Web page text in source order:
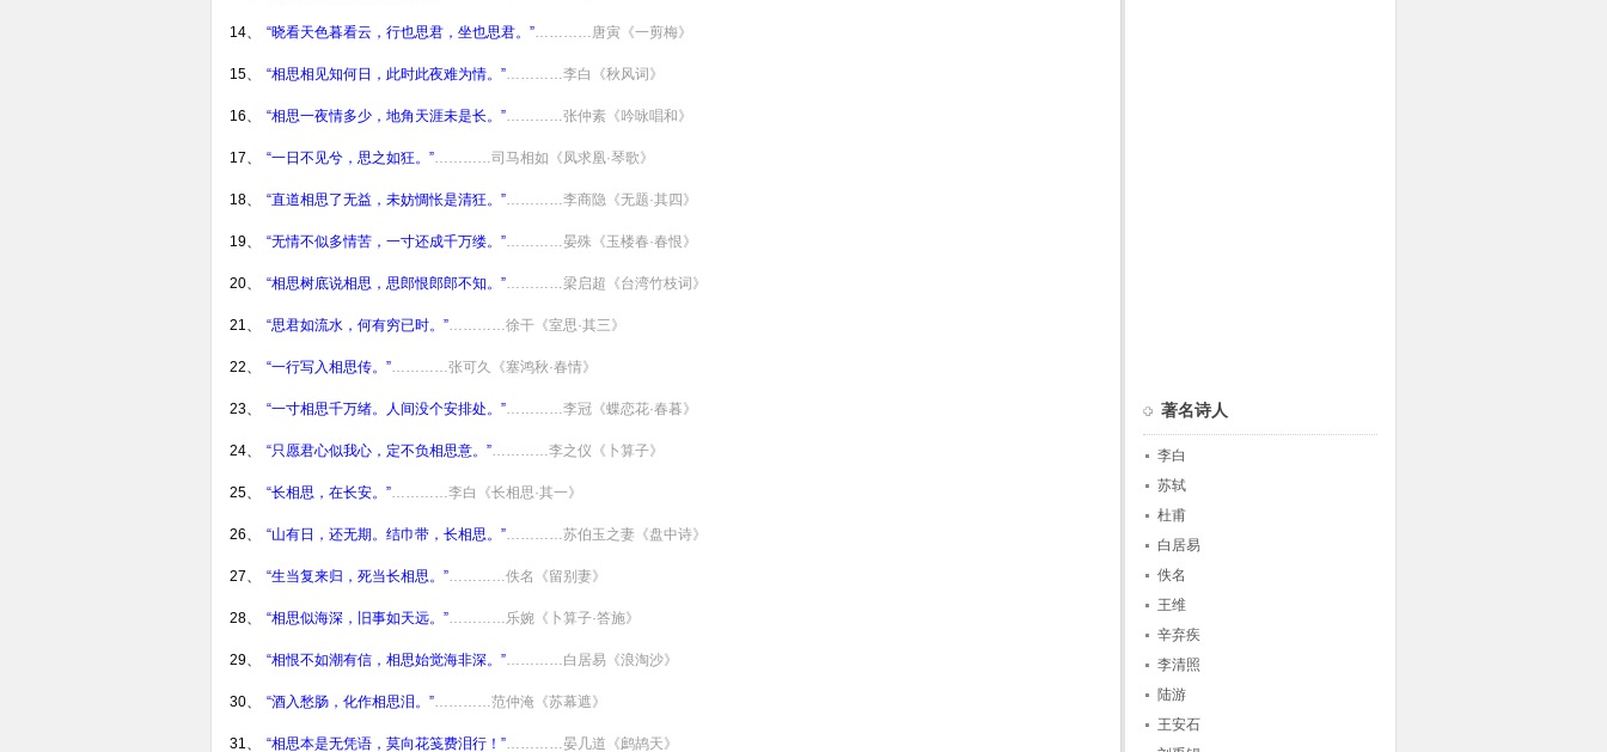
14、 “晓看天色暮看云，行也思君，坐也思君。”…………唐寅《一剪梅》
15、 “相思相见知何日，此时此夜难为情。”…………李白《秋风词》
16、 “相思一夜情多少，地角天涯未是长。”…………张仲素《吟咏唱和》
17、 “一日不见兮，思之如狂。”…………司马相如《凤求凰·琴歌》
18、 “直道相思了无益，未妨惆怅是清狂。”…………李商隐《无题·其四》
19、 “无情不似多情苦，一寸还成千万缕。”…………晏殊《玉楼春·春恨》
20、 “相思树底说相思，思郎恨郎郎不知。”…………梁启超《台湾竹枝词》
21、 “思君如流水，何有穷已时。”…………徐干《室思·其三》
22、 “一行写入相思传。”…………张可久《塞鸿秋·春情》
23、 “一寸相思千万绪。人间没个安排处。”…………李冠《蝶恋花·春暮》
24、 “只愿君心似我心，定不负相思意。”…………李之仪《卜算子》
25、 “长相思，在长安。”…………李白《长相思·其一》
26、 “山有日，还无期。结巾带，长相思。”…………苏伯玉之妻《盘中诗》
27、 “生当复来归，死当长相思。”…………佚名《留别妻》
28、 “相思似海深，旧事如天远。”…………乐婉《卜算子·答施》
29、 “相恨不如潮有信，相思始觉海非深。”…………白居易《浪淘沙》
30、 “酒入愁肠，化作相思泪。”…………范仲淹《苏幕遮》
31、 “相思本是无凭语，莫向花笺费泪行！”…………晏几道《鹧鸪天》
著名诗人
李白
苏轼
杜甫
白居易
佚名
王维
辛弃疾
李清照
陆游
王安石